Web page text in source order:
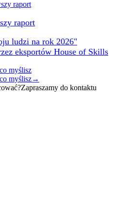
raport
ludzi na rok 2026"
eksportów House of Skills
myślisz
myślisz→
Zapraszamy do kontaktu